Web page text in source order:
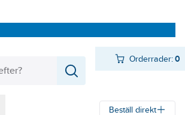
Orderrader:0
Beställ direkt